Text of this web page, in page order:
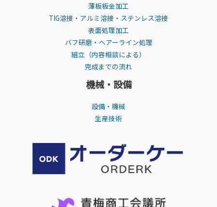
薄板板金加工
TIG溶接・アルミ溶接・ステンレス溶接
表面処理加工
バフ研磨・ヘアーライン処理
組立（内容相談による）
完成までの流れ
機械・設備
設備・機械
生産技術